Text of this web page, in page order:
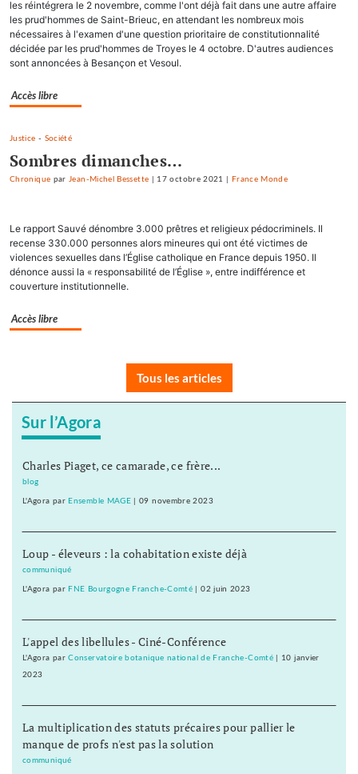
les réintégrera le 2 novembre, comme l'ont déjà fait dans une autre affaire
les prud'hommes de Saint-Brieuc, en attendant les nombreux mois
nécessaires à l'examen d'une question prioritaire de constitutionnalité
décidée par les prud'hommes de Troyes le 4 octobre. D'autres audiences
sont annoncées à Besançon et Vesoul.
Accès libre
Justice - Société
Sombres dimanches…
Chronique par Jean-Michel Bessette 17 octobre 2021 France Monde
Le rapport Sauvé dénombre 3.000 prêtres et religieux pédocriminels. Il
recense 330.000 personnes alors mineures qui ont été victimes de
violences sexuelles dans l’Église catholique en France depuis 1950. Il
dénonce aussi la « responsabilité de l’Église », entre indifférence et
couverture institutionnelle.
Accès libre
Tous les articles
Sur l’Agora
Charles Piaget, ce camarade, ce frère...
blog
L'Agora par Ensemble MAGE |09 novembre 2023
Loup - éleveurs : la cohabitation existe déjà
communiqué
L'Agora par FNE Bourgogne Franche-Comté |02 juin 2023
L'appel des libellules - Ciné-Conférence
L'Agora parConservatoire botanique national de Franche-Comté| 10 janvier
2023
La multiplication des statuts précaires pour pallier le
manque de profs n'est pas la solution
communiqué